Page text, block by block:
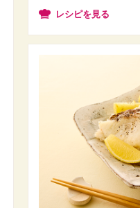
レシピを見る